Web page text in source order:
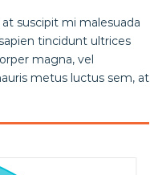
suscipit mi malesuada
tincidunt ultrices
magna, vel
metus luctus sem, at